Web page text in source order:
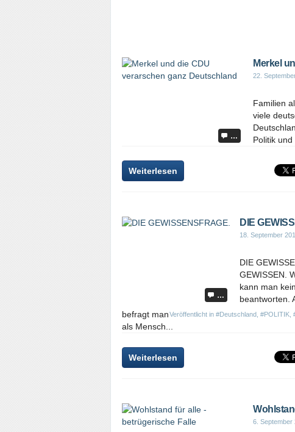
…
Merkel
22.
Familien
viele
Politik
Weiterlesen
…
DIE
18. September
Veröffentlicht in #Deutschland #POLITIK
DIE
GEWISSEN.
kann man
beantworten.
befragt man
als Mensch...
Weiterlesen
6. September